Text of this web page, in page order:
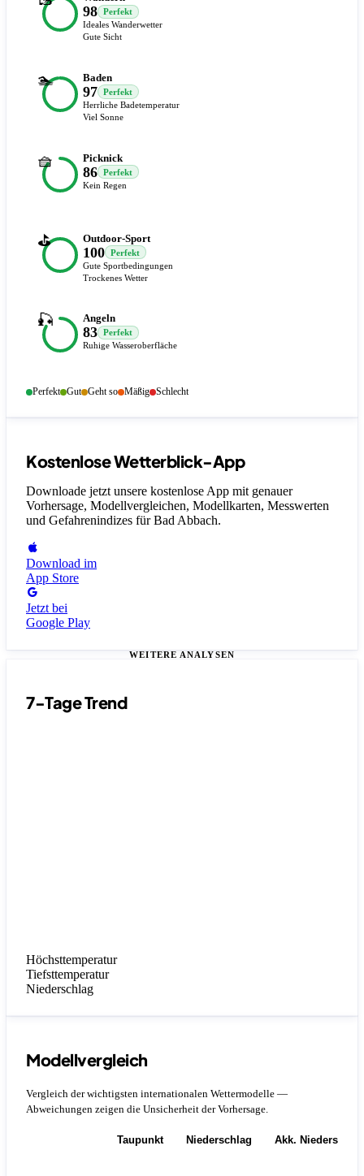
98
Perfekt
Ideales Wanderwetter
Gute Sicht
🏊 Baden
97
Perfekt
Herrliche Badetemperatur
Viel Sonne
🧺 Picknick
86
Perfekt
Kein Regen
⛳ Outdoor-Sport
100
Perfekt
Gute Sportbedingungen
Trockenes Wetter
🎣 Angeln
83
Perfekt
Ruhige Wasseroberfläche
Perfekt Gut Geht so Mäßig Schlecht
Kostenlose Wetterblick-App
Downloade jetzt unsere kostenlose App mit genauer
Vorhersage, Modellvergleichen, Modellkarten, Messwerten
und Gefahrenindizes für Bad Abbach.
Download im
App Store
Jetzt bei
Google Play
WEITERE ANALYSEN
7-Tage Trend
Höchsttemperatur
Tiefsttemperatur
Niederschlag
Modellvergleich
Vergleich der wichtigsten internationalen Wettermodelle —
Abweichungen zeigen die Unsicherheit der Vorhersage.
Taupunkt Niederschlag Akk.